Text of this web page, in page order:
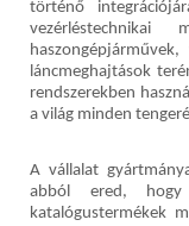
történő
vezérléstechnikai
láncmeghajtások
rendszerekben
a világ minden
A vállalat
abból ered,
katalógustermékek